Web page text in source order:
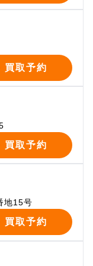
買取予約
買取予約
地15号
買取予約